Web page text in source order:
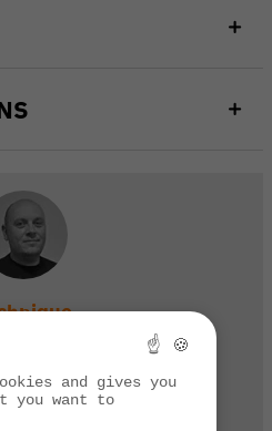
client
à 13h et de 14h à 17h
☝ 🍪
and gives you
you want to